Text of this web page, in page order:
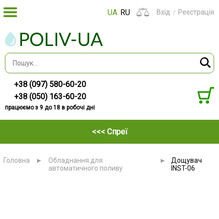
UA RU Вхід Реєстрація
+38 (097) 580-60-20
+38 (050) 163-60-20
працюємо з 9 до 18 в робочі дні
<<< Спреї
Головна ►
Обладнання для
автоматичного поливу
►
Дощувач
INST-06